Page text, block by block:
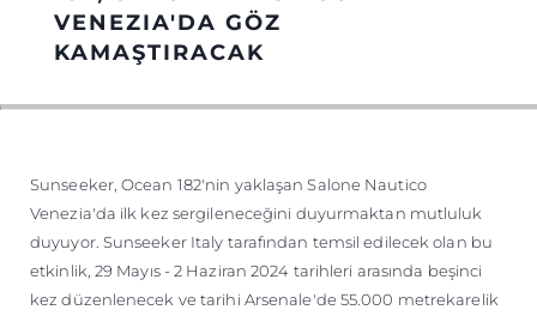
TEKNENIZIN PIYASA DEĞERINI
ÖĞRENIN
VENEZIA'DA GÖZ
KAMAŞTIRACAK
Sunseeker, Ocean 182'nin yaklaşan Salone Nautico
Venezia'da ilk kez sergileneceğini duyurmaktan mutluluk
duyuyor. Sunseeker Italy tarafından temsil edilecek olan bu
etkinlik, 29 Mayıs - 2 Haziran 2024 tarihleri arasında beşinci
kez düzenlenecek ve tarihi Arsenale'de 55.000 metrekarelik